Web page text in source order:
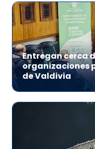
Entregan cerca
organizaciones
de Valdivia